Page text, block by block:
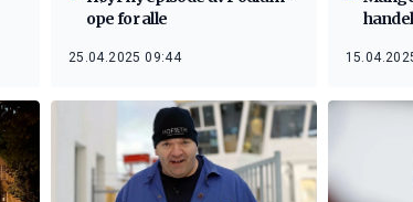
ope for alle
25.04.2025 09:44